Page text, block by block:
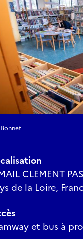
CLEMENT
de la Loire,
et bus à